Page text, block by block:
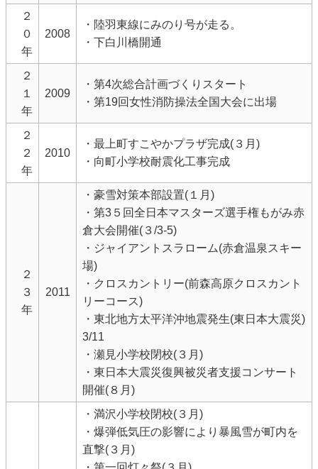
２
０
年
2008
・陸羽東線にみのり号が走る。
・下白川橋開通
２
１
年
2009
・第4次総合計画づくりスタート
・第19回女性消防操法全国大会に出場
２
２
年
2010
・最上町すこやかプラザ完成(３月)
・向町小学校耐震化工事完成
２
３
年
2011
・豪雪対策本部設置(１月)
・第3５回全日本マスターズ選手権もがみ赤
倉大会開催(３/3-5)
・ジャイアントスラローム(赤倉温泉スキー
場)
・クロスカントリー(前森高原クロスカント
リーコース)
・東北地方太平洋沖地震発生(東日本大震災)
3/11
・瀬見小学校閉校(３月)
・東日本大震災復興被災者支援コンサート
開催(８月)
・満沢小学校閉校(３月)
・爆弾低気圧の影響により暴風雪が町内を
直撃(３月)